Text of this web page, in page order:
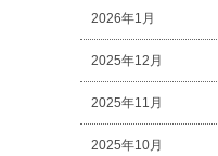
2026年1月
2025年12月
2025年11月
2025年10月